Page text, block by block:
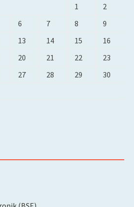
1
2
6 7 8
9
13 14 15
16
20 21 22
23
27 28 29
30